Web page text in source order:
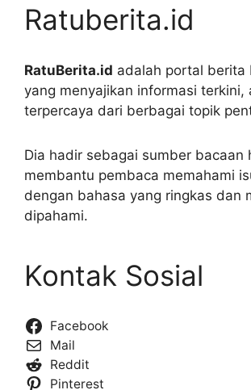
Ratuberita.id
RatuBerita.id adalah portal berita
yang menyajikan informasi terkini,
terpercaya dari berbagai topik
Dia hadir sebagai sumber bacaan
membantu pembaca memahami
dengan bahasa yang ringkas dan
dipahami.
Kontak Sosial
Facebook
Mail
Reddit
Pinterest